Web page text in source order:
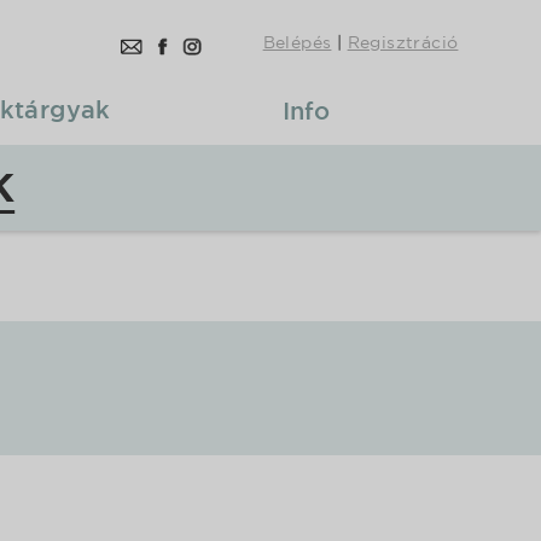
Belépés | Regisztráció
Info